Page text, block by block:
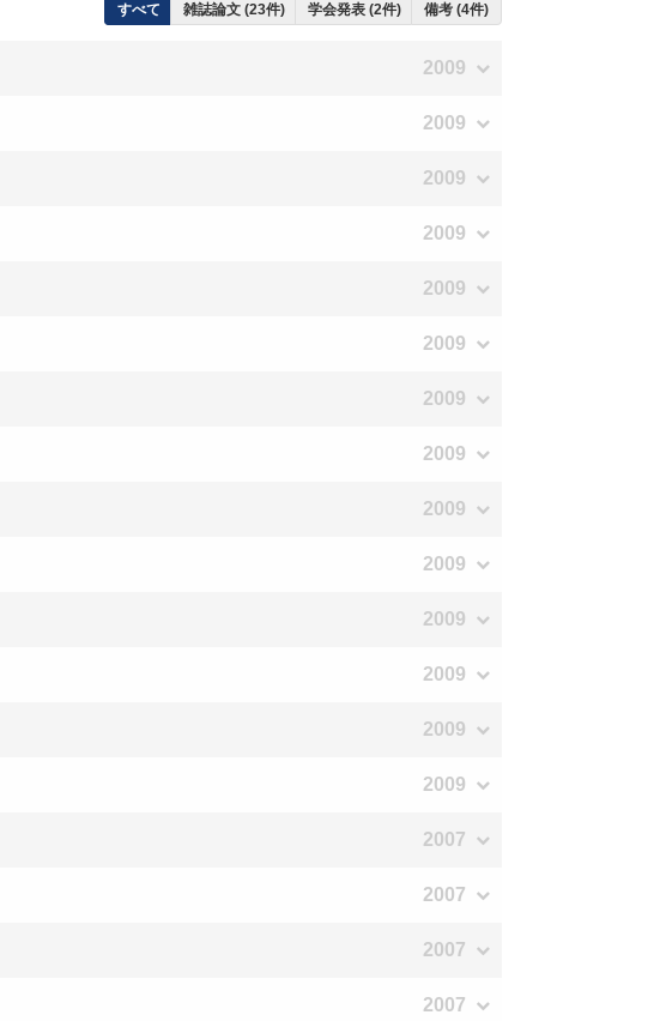
すべて 雑誌論文 (23件) 学会発表 (2件) 備考 (4件)
2009
2009
2009
2009
2009
2009
2009
2009
2009
2009
2009
2009
2009
2009
2007
2007
2007
2007